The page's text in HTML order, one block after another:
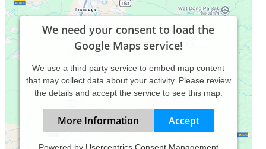
We need your consent to load the
Google Maps service!
We use a third party service to embed map content
that may collect data about your activity. Please review
the details and accept the service to see this map.
More Information Accept